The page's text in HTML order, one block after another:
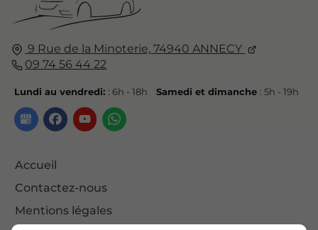
9 Rue de la Minoterie, 74940 ANNECY
09 74 56 44 22
Lundi au vendredi: : 6h - 18h Samedi et dimanche : 5h - 19h
Accueil
Contactez-nous
Mentions légales